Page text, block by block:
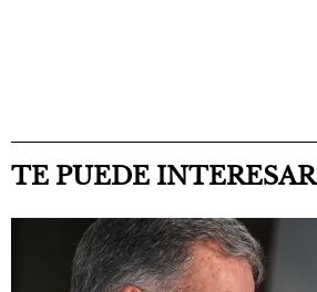
TE PUEDE INTERESAR